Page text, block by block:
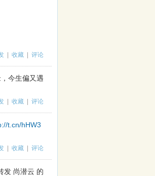
收藏 评论
今生偏又遇
收藏 评论
t.cn/hHW3
收藏 评论
发 尚潜云 的